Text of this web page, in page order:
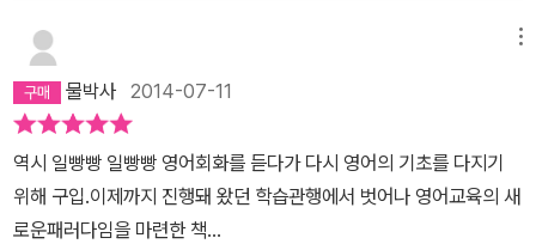
물박사 2014-07-11
역시 일빵빵 일빵빵 영어회화를 듣다가 다시 영어의 기초를 다지기
위해 구입.이제까지 진행돼 왔던 학습관행에서 벗어나 영어교육의 새
로운패러다임을 마련한 책...